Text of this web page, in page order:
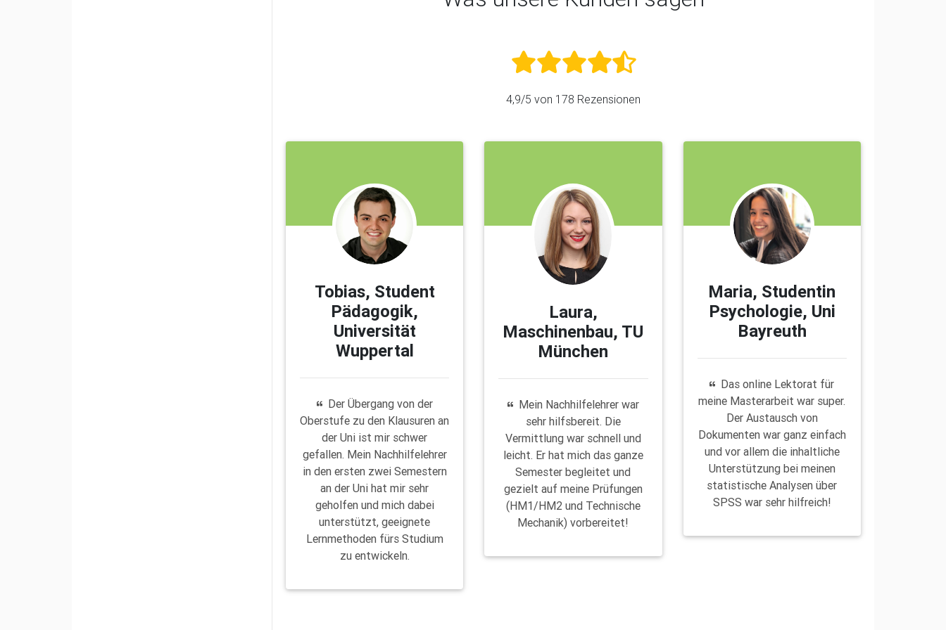
4,9/5 von 178 Rezensionen
Tobias, Student
Pädagogik,
Universität
Wuppertal
Der Übergang von der
Oberstufe zu den Klausuren an
der Uni ist mir schwer
gefallen. Mein Nachhilfelehrer
in den ersten zwei Semestern
an der Uni hat mir sehr
geholfen und mich dabei
unterstützt, geeignete
Lernmethoden fürs Studium
zu entwickeln.
Laura,
Maschinenbau, TU
München
Mein Nachhilfelehrer war
sehr hilfsbereit. Die
Vermittlung war schnell und
leicht. Er hat mich das ganze
Semester begleitet und
gezielt auf meine Prüfungen
(HM1/HM2 und Technische
Mechanik) vorbereitet!
Maria, Studentin
Psychologie, Uni
Bayreuth
Das online Lektorat für
meine Masterarbeit war super.
Der Austausch von
Dokumenten war ganz einfach
und vor allem die inhaltliche
Unterstützung bei meinen
statistische Analysen über
SPSS war sehr hilfreich!